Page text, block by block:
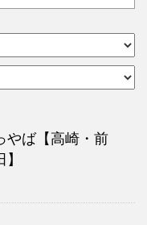
やば【高崎・前